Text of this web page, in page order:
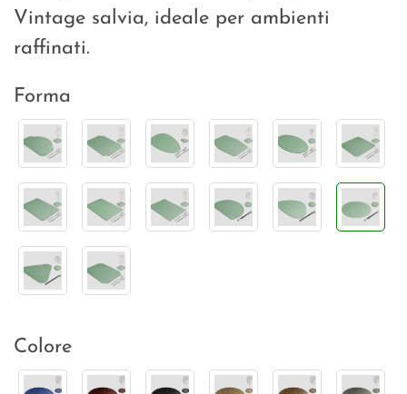
Vintage salvia, ideale per ambienti
raffinati.
Forma
Colore